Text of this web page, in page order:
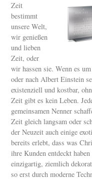
Zeit
bestimmt
unsere Welt,
wir genießen
und lieben
Zeit, oder
wir hassen sie. Wenn es
oder nach Albert Einstein
existenziell und kostbar,
Zeit gibt es kein Leben.
gemeinsamen Nenner
Zeit gleich langsam oder
der Neuzeit auch einige
bereits erlebt, dass was
ihre Kunden entdeckt
einzigartig, ziemlich
so erst durch moderne